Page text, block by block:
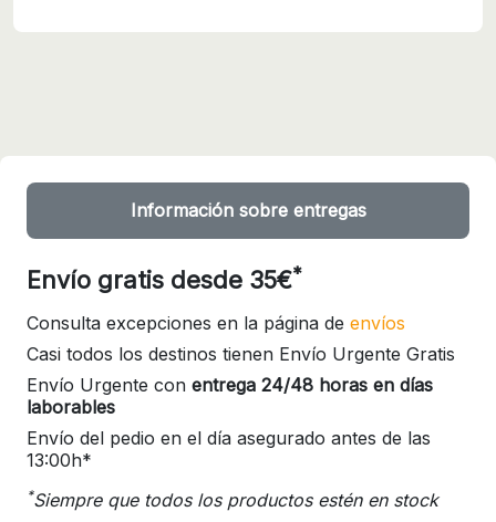
Información sobre entregas
Envío gratis desde 35€*
Consulta excepciones en la página de envíos
Casi todos los destinos tienen Envío Urgente Gratis
Envío Urgente con entrega 24/48 horas en días
laborables
Envío del pedio en el día asegurado antes de las
13:00h*
*Siempre que todos los productos estén en stock